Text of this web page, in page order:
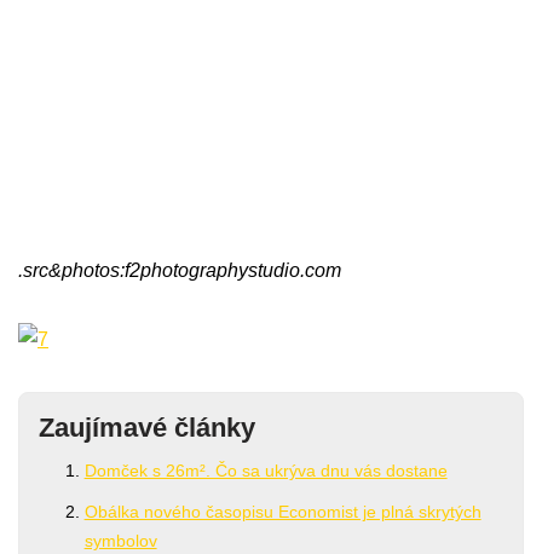
.src&photos:f2photographystudio.com
Zaujímavé články
Domček s 26m². Čo sa ukrýva dnu vás dostane
Obálka nového časopisu Economist je plná skrytých
symbolov